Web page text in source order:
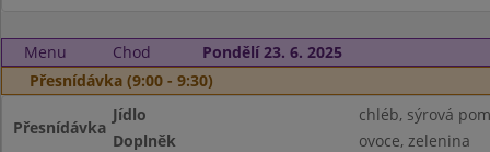
Menu Chod
Pondělí 23. 6. 2025
Přesnídávka (9:00 - 9:30)
Přesnídávka
Jídlo
chléb, sýrová
Doplněk
ovoce, zelenina